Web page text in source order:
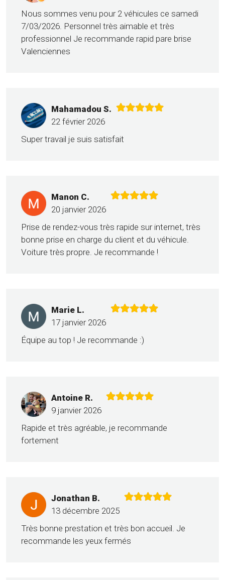
Nous sommes venu pour 2 véhicules ce samedi
7/03/2026. Personnel très aimable et très
professionnel Je recommande rapid pare brise
Valenciennes
Mahamadou S.
22 février 2026
Super travail je suis satisfait
Manon C.
20 janvier 2026
Prise de rendez-vous très rapide sur internet, très
bonne prise en charge du client et du véhicule.
Voiture très propre. Je recommande !
Marie L.
17 janvier 2026
Équipe au top ! Je recommande :)
Antoine R.
9 janvier 2026
Rapide et très agréable, je recommande
fortement
Jonathan B.
13 décembre 2025
Très bonne prestation et très bon accueil. Je
recommande les yeux fermés